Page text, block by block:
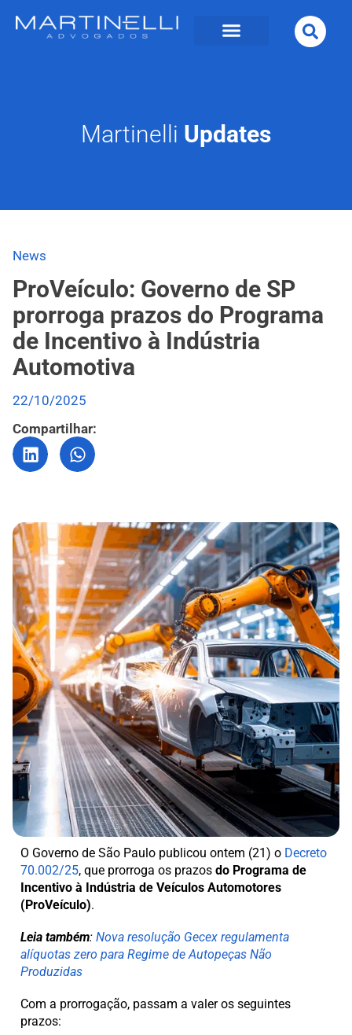
Martinelli Updates
News
ProVeículo: Governo de SP
prorroga prazos do Programa
de Incentivo à Indústria
Automotiva
22/10/2025
Compartilhar:
O Governo de São Paulo publicou ontem (21) o Decreto
70.002/25, que prorroga os prazos do Programa de
Incentivo à Indústria de Veículos Automotores
(ProVeículo).
Leia também: Nova resolução Gecex regulamenta
alíquotas zero para Regime de Autopeças Não
Produzidas
Com a prorrogação, passam a valer os seguintes
prazos: